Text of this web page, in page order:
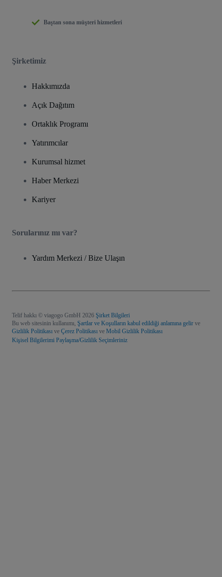
Baştan sona müşteri hizmetleri
Şirketimiz
Hakkımızda
Açık Dağıtım
Ortaklık Programı
Yatırımcılar
Kurumsal hizmet
Haber Merkezi
Kariyer
Sorularınız mı var?
Yardım Merkezi / Bize Ulaşın
Telif hakkı © viagogo GmbH 2026 Şirket Bilgileri
Bu web sitesinin kullanımı, Şartlar ve Koşulların kabul edildiği anlamına gelir ve
Gizlilik Politikası ve Çerez Politikası ve Mobil Gizlilik Politikası
Kişisel Bilgilerimi Paylaşma/Gizlilik Seçimleriniz